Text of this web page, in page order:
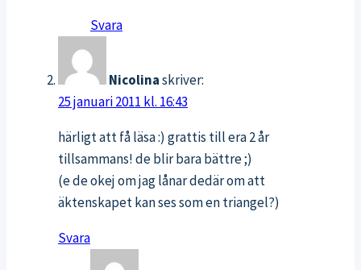
Svara
Nicolinaskriver:
25 januari 2011 kl. 16:43
härligt att få läsa :) grattis till era 2 år
tillsammans! de blir bara bättre ;)
(e de okej om jag lånar dedär om att
äktenskapet kan ses som en triangel?)
Svara